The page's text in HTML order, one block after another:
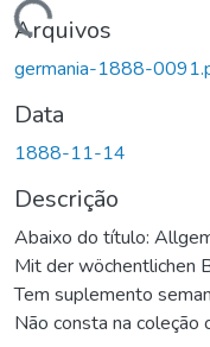
Carregando...
Arquivos
germania-1888-
Data
1888-11-14
Descrição
Abaixo do título:
Mit der wöchentlichen
Tem suplemento
Não consta na